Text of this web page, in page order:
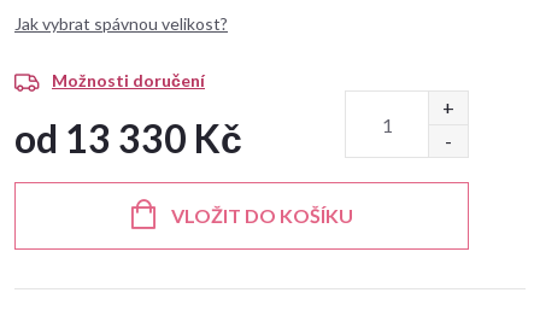
Jak vybrat spávnou velikost?
Možnosti doručení
od 13 330 Kč
VLOŽIT DO KOŠÍKU